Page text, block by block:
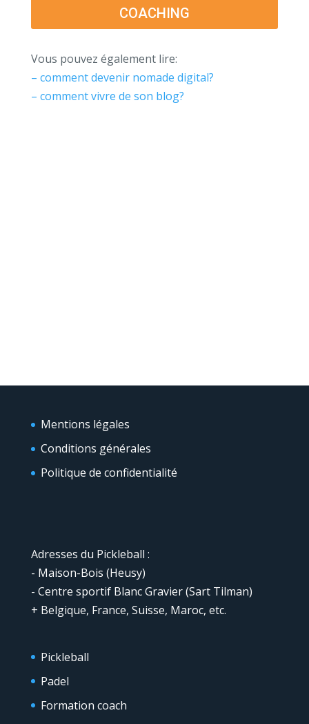
COACHING
Vous pouvez également lire:
– comment devenir nomade digital?
– comment vivre de son blog?
Mentions légales
Conditions générales
Politique de confidentialité
Adresses du Pickleball :
- Maison-Bois (Heusy)
- Centre sportif Blanc Gravier (Sart Tilman)
+ Belgique, France, Suisse, Maroc, etc.
Pickleball
Padel
Formation coach